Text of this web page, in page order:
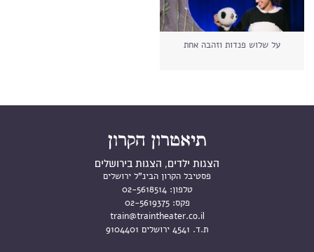
על שלוש פנדות וזהבה אחת
הצגות ילדים, הצגות בירושלים
פסטיבל הקרון הבינ"ל ירושלים
טלפון: 02-5618514
פקס: 02-5619375
train@traintheater.co.il
ת.ד. 4541 ירושלים 9104401